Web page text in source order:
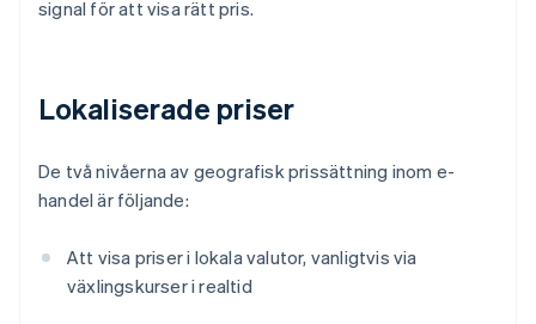
signal för att visa rätt pris.
Lokaliserade priser
De två nivåerna av geografisk prissättning inom e-
handel är följande:
Att visa priser i lokala valutor, vanligtvis via
växlingskurser i realtid